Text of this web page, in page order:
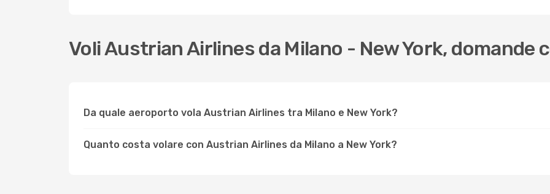
Voli Austrian Airlines da Milano - New York, domande
Da quale aeroporto vola Austrian Airlines tra Milano e New York?
Quanto costa volare con Austrian Airlines da Milano a New York?